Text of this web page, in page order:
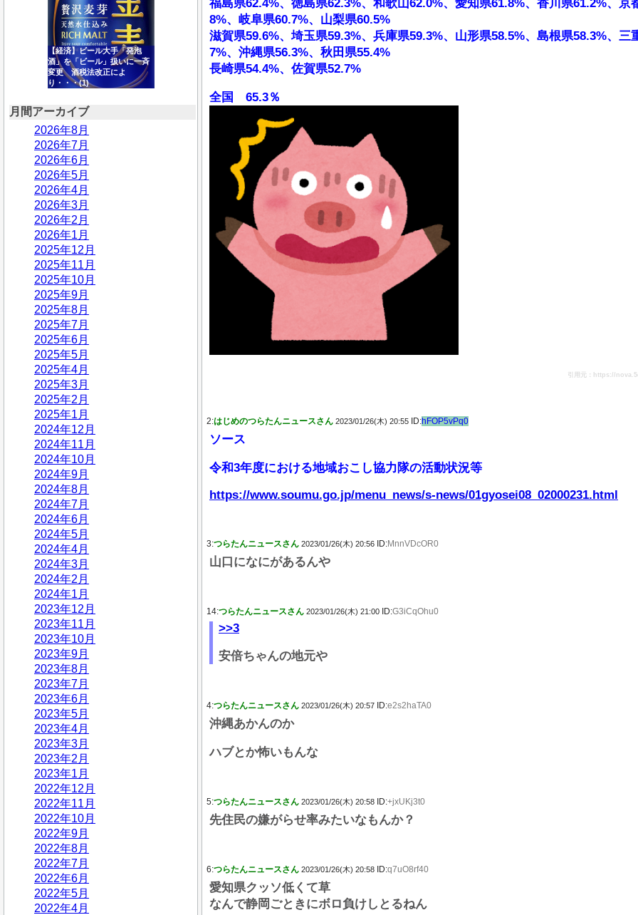
【経済】ビール大手「発泡
酒」を「ビール」扱いに一斉
変更 酒税法改正によ
り・・・(1)
月間アーカイブ
2026年8月
2026年7月
2026年6月
2026年5月
2026年4月
2026年3月
2026年2月
2026年1月
2025年12月
2025年11月
2025年10月
2025年9月
2025年8月
2025年7月
2025年6月
2025年5月
2025年4月
2025年3月
2025年2月
2025年1月
2024年12月
2024年11月
2024年10月
2024年9月
2024年8月
2024年7月
2024年6月
2024年5月
2024年4月
2024年3月
2024年2月
2024年1月
2023年12月
2023年11月
2023年10月
2023年9月
2023年8月
2023年7月
2023年6月
2023年5月
2023年4月
2023年3月
2023年2月
2023年1月
2022年12月
2022年11月
2022年10月
2022年9月
2022年8月
2022年7月
2022年6月
2022年5月
2022年4月
福島県62.4%、徳島県62.3%、和歌山62.0%、愛知県61.8%、香川県61.2%、京
8%、岐阜県60.7%、山梨県60.5%
滋賀県59.6%、埼玉県59.3%、兵庫県59.3%、山形県58.5%、島根県58.3%、三
7%、沖縄県56.3%、秋田県55.4%
長崎県54.4%、佐賀県52.7%
全国 65.3％
引用元：https://
2:はじめのつらたんニュースさん 2023/01/26(木) 20:55 ID:hFOP5vPq0
ソース
令和3年度における地域おこし協力隊の活動状況等
https://www.soumu.go.jp/menu_news/s-news/01gyosei08_02000231.html
3:つらたんニュースさん 2023/01/26(木) 20:56 ID:MnnVDcOR0
山口になにがあるんや
14:つらたんニュースさん 2023/01/26(木) 21:00 ID:G3iCqOhu0
>>3
安倍ちゃんの地元や
4:つらたんニュースさん 2023/01/26(木) 20:57 ID:e2s2haTA0
沖縄あかんのか
ハブとか怖いもんな
5:つらたんニュースさん 2023/01/26(木) 20:58 ID:+jxUKj3t0
先住民の嫌がらせ率みたいなもんか？
6:つらたんニュースさん 2023/01/26(木) 20:58 ID:q7uO8rf40
愛知県クッソ低くて草
なんで静岡ごときにボロ負けしとるねん